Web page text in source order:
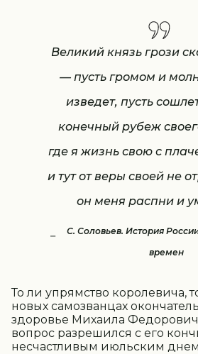
Великий князь грози
— пусть громом и
изведет, пусть
конечный рубеж
где я жизнь свою с
и тут от веры своей не
он меня распни и
С. Соловьев. История
времен
То ли упрямство королевича,
новых самозванцах
здоровье Михаила
вопрос разрешился с его
несчастливым июльским днем